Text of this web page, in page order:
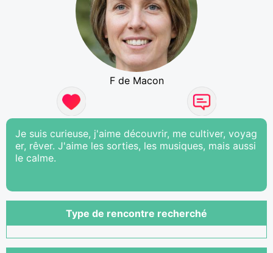
F de Macon
Je suis curieuse, j'aime découvrir, me cultiver, voyag
er, rêver. J'aime les sorties, les musiques, mais aussi
le calme.
Type de rencontre recherché